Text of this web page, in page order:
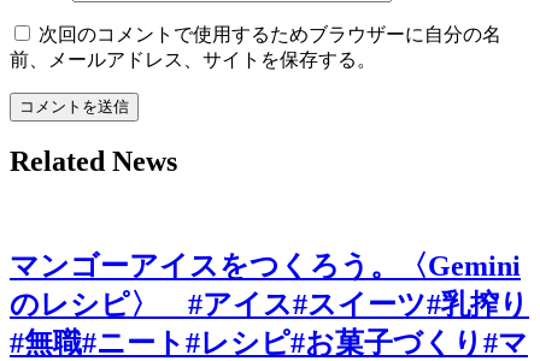
次回のコメントで使用するためブラウザーに自分の名
前、メールアドレス、サイトを保存する。
Related News
マンゴーアイスをつくろう。〈Gemini
のレシピ〉 #アイス#スイーツ#乳搾り
#無職#ニート#レシピ#お菓子づくり#マ